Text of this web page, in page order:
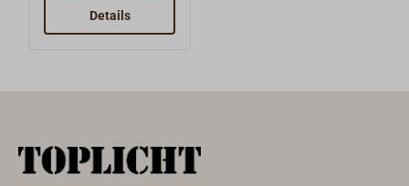
zeewaterbestendig
zwart EPDM-rubber
klemmechanisme
voor touw. De lijn
Details